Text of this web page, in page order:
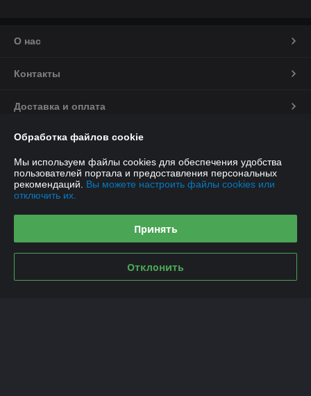
О нас
Контакты
Доставка и оплата
График работы
Полная версия сайта
Сайт создан на платформе Deal.by
Обработка файлов cookie
Мы используем файлы cookies для обеспечения удобства
пользователей портала и предоставления персональных
рекомендаций. Вы можете настроить файлы cookies или
отключить их.
Принять
Отклонить